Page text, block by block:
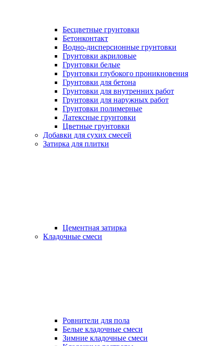
Бесцветные грунтовки
Бетонконтакт
Водно-дисперсионные грунтовки
Грунтовки акриловые
Грунтовки белые
Грунтовки глубокого проникновения
Грунтовки для бетона
Грунтовки для внутренних работ
Грунтовки для наружных работ
Грунтовки полимерные
Латексные грунтовки
Цветные грунтовки
Добавки для сухих смесей
Затирка для плитки
Цементная затирка
Кладочные смеси
Ровнители для пола
Белые кладочные смеси
Зимние кладочные смеси